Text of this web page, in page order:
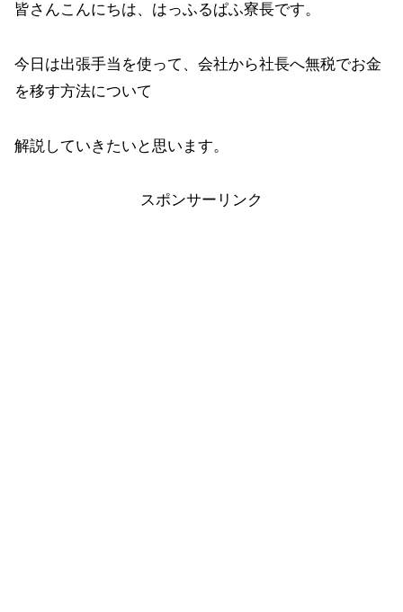
皆さんこんにちは、はっふるぱふ寮長です。
今日は出張手当を使って、会社から社長へ無税でお金
を移す方法について
解説していきたいと思います。
スポンサーリンク